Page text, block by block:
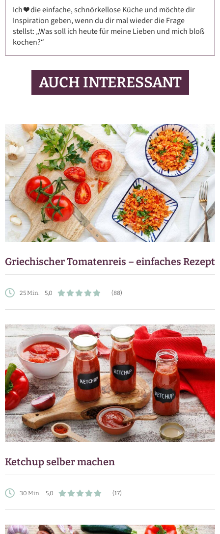
Ich ❤️ die einfache, schnörkellose Küche und möchte dir
Inspiration geben, wenn du dir mal wieder die Frage
stellst: „Was soll ich heute für meine Lieben und mich bloß
kochen?“
AUCH INTERESSANT
Griechischer Tomatenreis – einfaches Rezept
25 Min. 5,0 (88)
Ketchup selber machen
30 Min. 5,0 (17)